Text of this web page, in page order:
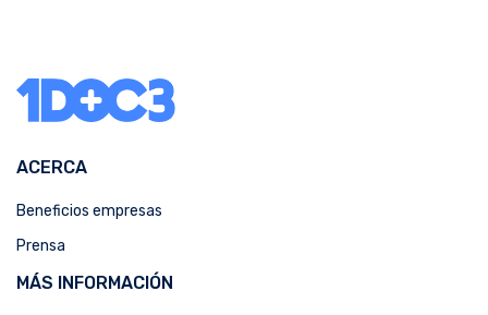
ACERCA
Beneficios empresas
Prensa
MÁS INFORMACIÓN